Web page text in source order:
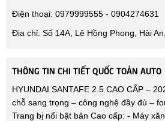
Điện thoại: 0979999555 - 0904274631
Địa chỉ: Số 14A, Lê Hồng Phong, Hải
THÔNG TIN CHI TIẾT QUỐC TOẢN AUTO
HYUNDAI SANTAFE 2.5 CAO CẤP –
chỗ sang trọng – công nghệ đầy đủ –
Trang bị nổi bật bản Cao cấp: - Máy